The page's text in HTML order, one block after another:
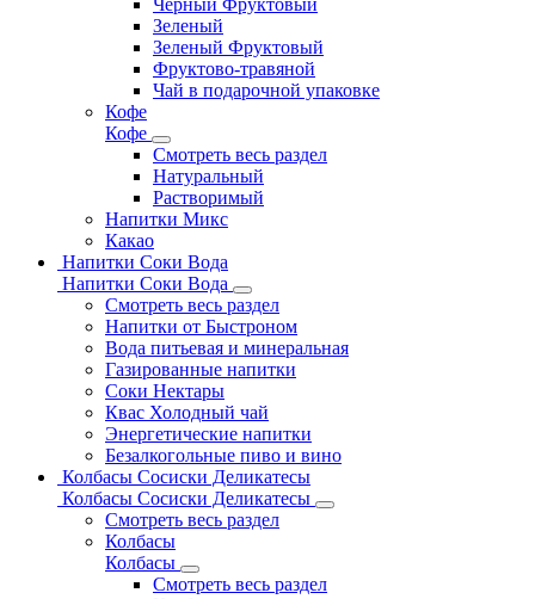
Черный Фруктовый
Зеленый
Зеленый Фруктовый
Фруктово-травяной
Чай в подарочной упаковке
Кофе
Кофе
Смотреть весь раздел
Натуральный
Растворимый
Напитки Микс
Какао
Напитки Соки Вода
Напитки Соки Вода
Смотреть весь раздел
Напитки от Быстроном
Вода питьевая и минеральная
Газированные напитки
Соки Нектары
Квас Холодный чай
Энергетические напитки
Безалкогольные пиво и вино
Колбасы Сосиски Деликатесы
Колбасы Сосиски Деликатесы
Смотреть весь раздел
Колбасы
Колбасы
Смотреть весь раздел